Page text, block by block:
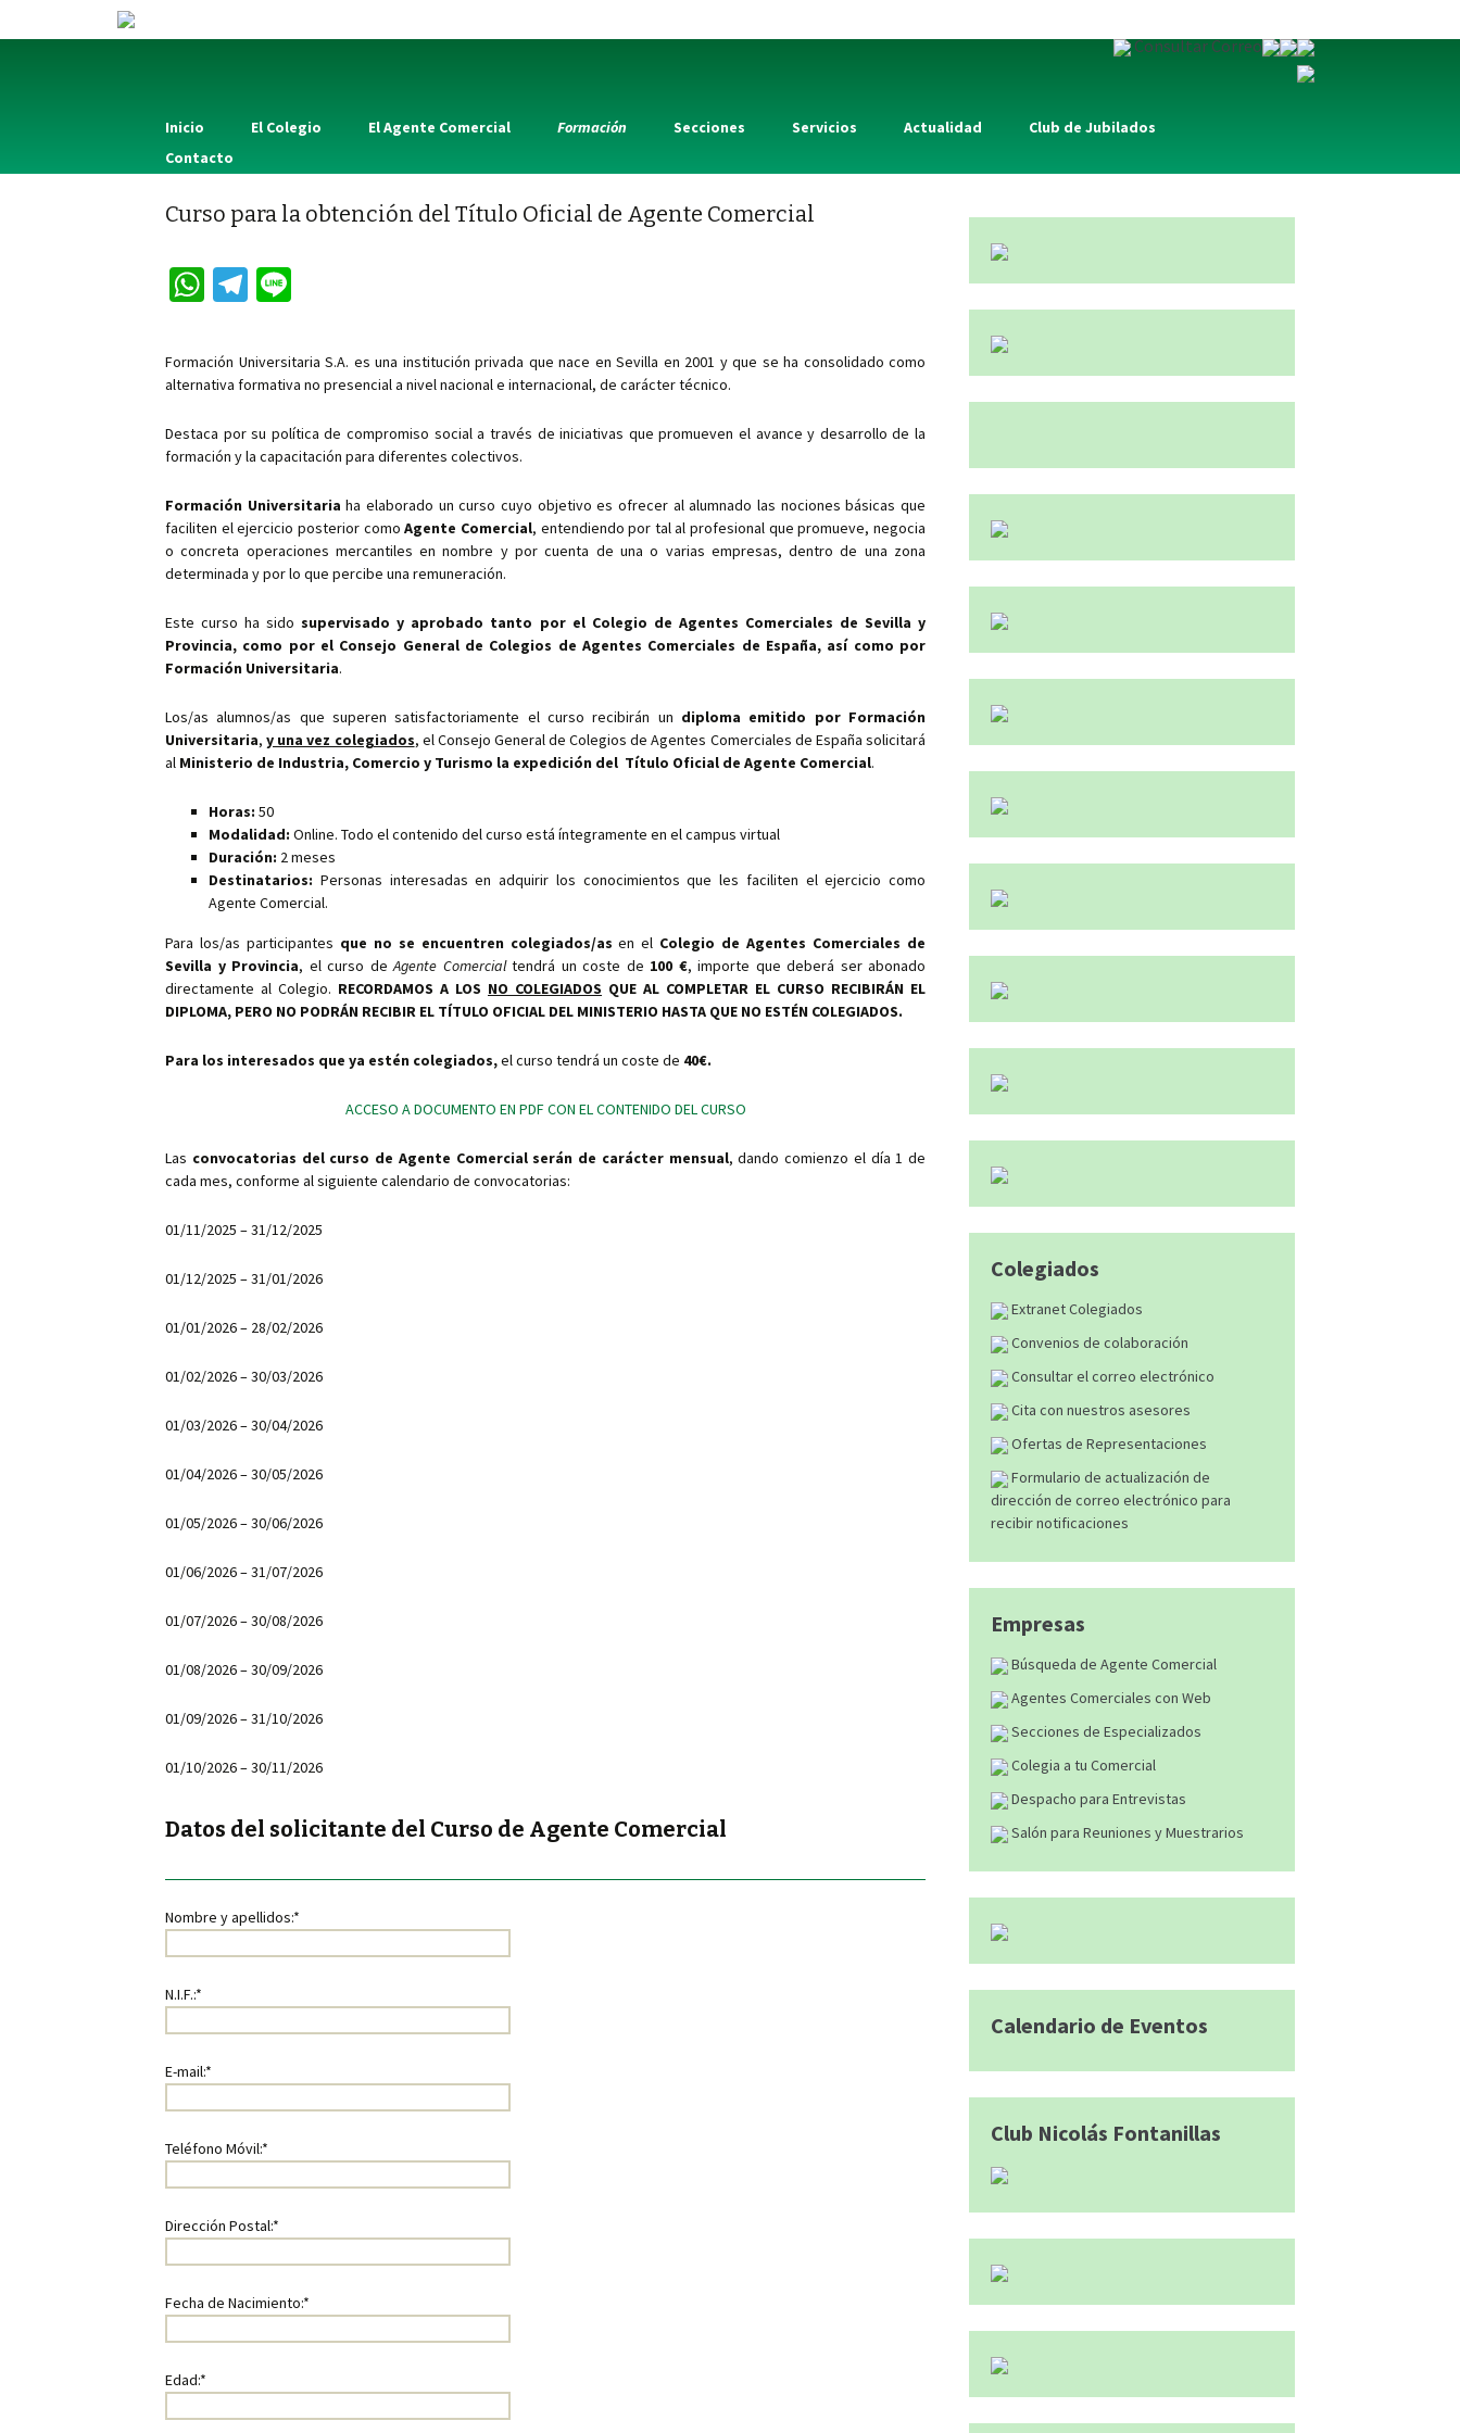
Consultar Correo
Inicio El Colegio El Agente Comercial Formación Secciones Servicios Actualidad
Club de Jubilados
Contacto
Curso para la obtención del Título Oficial de Agente Comercial
W
at
sA
p
p
Te
gr
a
m
e
Formación Universitaria S.A. es una institución privada que nace en Sevilla en 2001 y que se ha consolidado como
alternativa formativa no presencial a nivel nacional e internacional, de carácter técnico.
Destaca por su política de compromiso social a través de iniciativas que promueven el avance y desarrollo de la
formación y la capacitación para diferentes colectivos.
Formación Universitaria ha elaborado un curso cuyo objetivo es ofrecer al alumnado las nociones básicas que
faciliten el ejercicio posterior comoAgente Comercial, entendiendo por tal al profesional que promueve, negocia
o concreta operaciones mercantiles en nombre y por cuenta de una o varias empresas, dentro de una zona
determinada y por lo que percibe una remuneración.
Este curso ha sidosupervisado y aprobado tanto por el Colegio de Agentes Comerciales de Sevilla y
Provincia, como por el Consejo General de Colegios de Agentes Comerciales de España, así como por
Formación Universitaria.
Los/as alumnos/as que superen satisfactoriamente el curso recibirán un diploma emitido por Formación
Universitaria,y una vez colegiados, el Consejo General de Colegios de Agentes Comerciales de España solicitará
al Ministerio de Industria, Comercio y Turismo la expedición del Título Oficial de Agente Comercial.
Horas: 50
Modalidad: Online. Todo el contenido del curso está íntegramente en el campus virtual
Duración: 2 meses
Destinatarios: Personas interesadas en adquirir los conocimientos que les faciliten el ejercicio como
Agente Comercial.
Para los/as participantes que no se encuentren colegiados/as en el Colegio de Agentes Comerciales de
Sevilla y Provincia, el curso deAgente Comercialtendrá un coste de 100 €, importe que deberá ser abonado
directamente al Colegio. RECORDAMOS A LOS NO COLEGIADOS QUE AL COMPLETAR EL CURSO RECIBIRÁN EL
DIPLOMA, PERO NO PODRÁN RECIBIR EL TÍTULO OFICIAL DEL MINISTERIO HASTA QUE NO ESTÉN COLEGIADOS.
Para los interesados que ya estén colegiados,el curso tendrá un coste de 40€.
ACCESO A DOCUMENTO EN PDF CON EL CONTENIDO DEL CURSO
Las convocatorias del curso de Agente Comercial serán de carácter mensual, dando comienzo el día 1 de
cada mes, conforme al siguiente calendario de convocatorias:
01/11/2025 – 31/12/2025
01/12/2025 – 31/01/2026
01/01/2026 – 28/02/2026
01/02/2026 – 30/03/2026
01/03/2026 – 30/04/2026
01/04/2026 – 30/05/2026
01/05/2026 – 30/06/2026
01/06/2026 – 31/07/2026
01/07/2026 – 30/08/2026
01/08/2026 – 30/09/2026
01/09/2026 – 31/10/2026
01/10/2026 – 30/11/2026
Datos del solicitante del Curso de Agente Comercial
Nombre y apellidos:*
N.I.F.:*
E-mail:*
Teléfono Móvil:*
Dirección Postal:*
Fecha de Nacimiento:*
Edad:*
Colegiados
Extranet Colegiados
Convenios de colaboración
Consultar el correo electrónico
Cita con nuestros asesores
Ofertas de Representaciones
Formulario de actualización de
dirección de correo electrónico para
recibir notificaciones
Empresas
Búsqueda de Agente Comercial
Agentes Comerciales con Web
Secciones de Especializados
Colegia a tu Comercial
Despacho para Entrevistas
Salón para Reuniones y Muestrarios
Calendario de Eventos
Club Nicolás Fontanillas